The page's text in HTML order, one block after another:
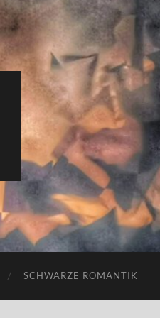
SCHWARZE ROMANTIK